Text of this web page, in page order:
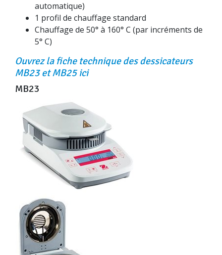
automatique)
1 profil de chauffage standard
Chauffage de 50° à 160° C (par incréments de
5° C)
Ouvrez la fiche technique des dessicateurs
MB23 et MB25 ici
MB23